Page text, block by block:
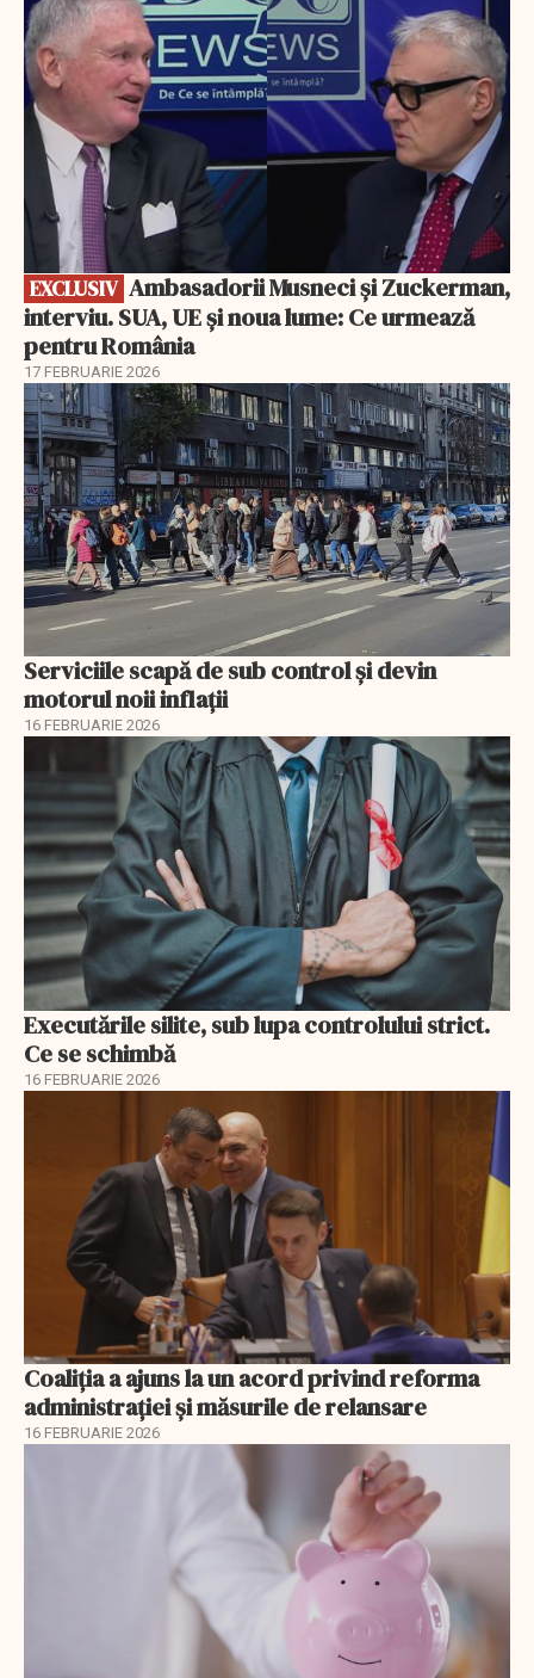
EXCLUSIV
interviu. SUA, UE și noua lume: Ce urmează
pentru România
17 FEBRUARIE 2026
Serviciile scapă de sub control și devin
motorul noii inflații
16 FEBRUARIE 2026
Executările silite, sub lupa controlului strict.
Ce se schimbă
16 FEBRUARIE 2026
Coaliția a ajuns la un acord privind reforma
administrației și măsurile de relansare
16 FEBRUARIE 2026